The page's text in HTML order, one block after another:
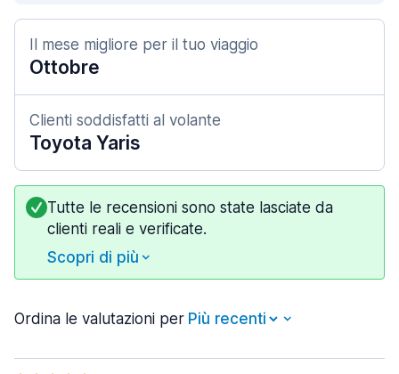
Il mese migliore per il tuo viaggio
Ottobre
Clienti soddisfatti al volante
Toyota Yaris
Tutte le recensioni sono state lasciate da
clienti reali e verificate.
Scopri di più
Ordina le valutazioni per